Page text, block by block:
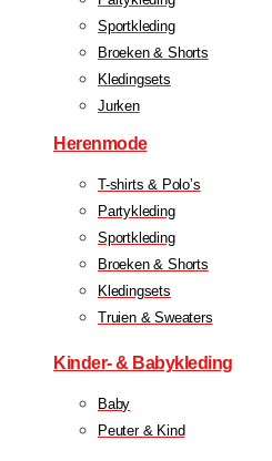
Sportkleding
Broeken & Shorts
Kledingsets
Jurken
Herenmode
T-shirts & Polo’s
Partykleding
Sportkleding
Broeken & Shorts
Kledingsets
Truien & Sweaters
Kinder- & Babykleding
Baby
Peuter & Kind